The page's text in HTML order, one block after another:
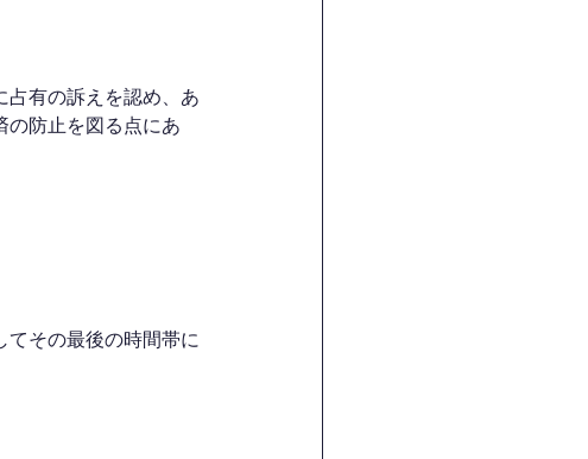
占有の訴えを認め、あ
の防止を図る点にあ
てその最後の時間帯に